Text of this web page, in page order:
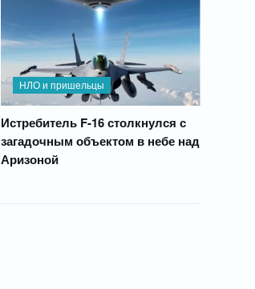
НЛО и пришельцы
Истребитель F-16 столкнулся с
загадочным объектом в небе над
Аризоной